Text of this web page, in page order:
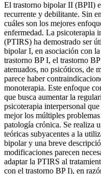
El trastorno bipolar II (BPII)
recurrente y debilitante. Sin
cuáles son los mejores
enfermedad. La psicoterapia
(PTIRS) ha demostrado ser
bipolar I, en asociación con
trastorno BP I, el trastorno
atenuados, no psicóticos, de
parece haber
monoterapia. Este enfoque
que busca aumentar la
psicoterapia interpersonal
mejor los múltiples
patología crónica. Se realiza
teóricas subyacentes a la
bipolar y una breve
modificaciones parecen
adaptar la PTIRS al
con el trastorno BP I), en